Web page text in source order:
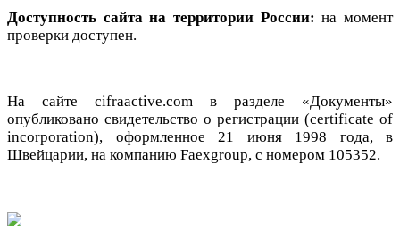
Доступность сайта на территории России: на момент
проверки доступен.
На сайте cifraactive.com в разделе «Документы»
опубликовано свидетельство о регистрации (certificate of
incorporation), оформленное 21 июня 1998 года, в
Швейцарии, на компанию Faexgroup, с номером 105352.